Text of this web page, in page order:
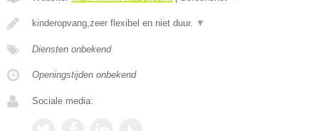
kinderopvang,zeer flexibel en niet duur. ▼
Diensten onbekend
Openingstijden onbekend
Sociale media: